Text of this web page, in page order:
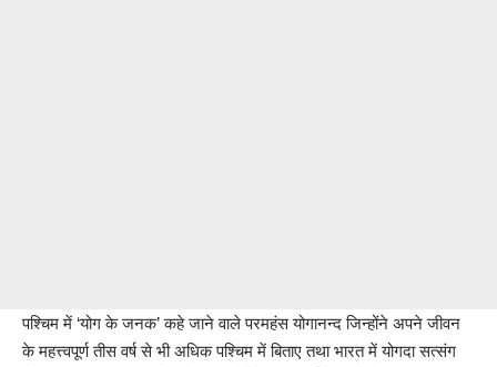
पश्चिम में ‘योग के जनक’ कहे जाने वाले परमहंस योगानन्द जिन्होंने अपने जीवन
के महत्त्वपूर्ण तीस वर्ष से भी अधिक पश्चिम में बिताए तथा भारत में योगदा सत्संग